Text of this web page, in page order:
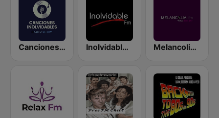
Canciones Inolvidables Inolvidable FM Melancolia FM